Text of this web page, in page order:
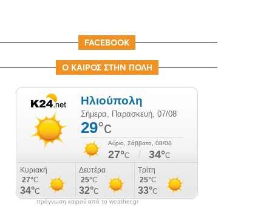
FACEBOOK
Ο ΚΑΙΡΟΣ ΣΤΗΝ ΠΟΛΗ
πρόγνωση καιρού από το weather.gr